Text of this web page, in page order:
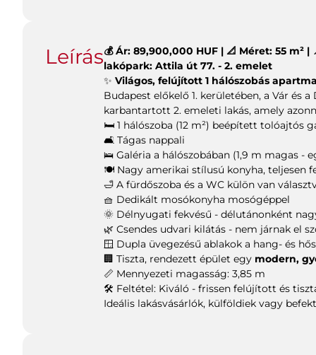
Leírás💰 Ár: 89,900,000 HUF | 📐 Méret: 55 m²
lakópark: Attila út 77. - 2. emelet
✨ Világos, felújított 1 hálószobás
Budapest előkelő 1. kerületében, a Vár és
karbantartott 2. emeleti lakás, amely
🛏️ 1 hálószoba (12 m²) beépített tolóajtós
🛋️ Tágas nappali
🛌 Galéria a hálószobában (1,9 m magas -
🍽️ Nagy amerikai stílusú konyha, teljesen
🛁 A fürdőszoba és a WC külön van
🧺 Dedikált mosókonyha mosógéppel
🌞 Délnyugati fekvésű - délutánonként
🌿 Csendes udvari kilátás - nem járnak el
🪟 Dupla üvegezésű ablakok a hang- és
🏢 Tiszta, rendezett épület egy modern,
📏 Mennyezeti magasság: 3,85 m
🛠️ Feltétel: Kiváló - frissen felújított és
Ideális lakásvásárlók, külföldiek vagy